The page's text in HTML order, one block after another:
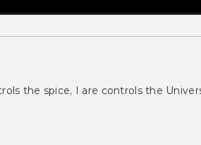
the spice, I are controls the